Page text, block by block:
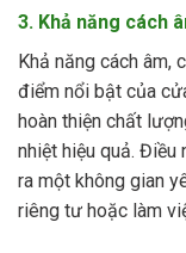
3. Khả năng cách
Khả năng cách âm,
điểm nổi bật của
hoàn thiện chất
nhiệt hiệu quả. Điều
ra một không gian
riêng tư hoặc làm